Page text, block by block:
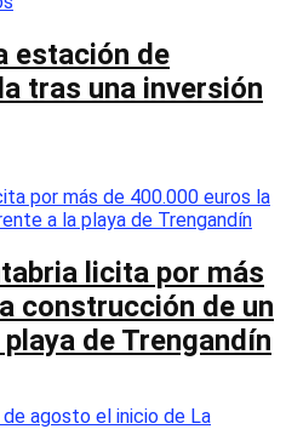
estación de
tras una inversión
licita por más
construcción de un
de Trengandín